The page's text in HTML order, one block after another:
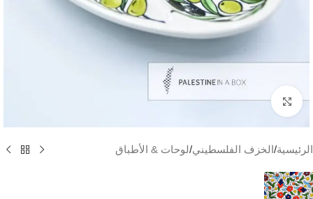
اضغط للتكبير
الرئيسية/الخزف الفلسطيني/لوحات & الأطباق